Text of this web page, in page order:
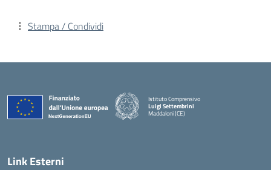
Stampa / Condividi
Istituto Comprensivo
Luigi Settembrini
Maddaloni (CE)
Link Esterni